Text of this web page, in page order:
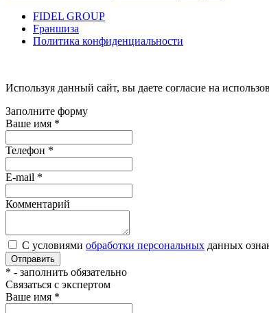
FIDEL GROUP
Fраншиза
Политика конфиденциальности
Используя данный сайт, вы даете согласие на
Заполните форму
Ваше имя *
Телефон *
E-mail *
Комментарий
С условиями обработки персональных данных
Отправить
* - заполнить обязательно
Связаться с экспертом
Ваше имя *